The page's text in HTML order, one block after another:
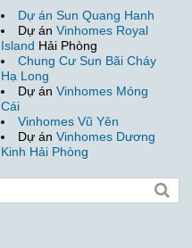
Dự án Sun Quang Hanh
Dự án Vinhomes Royal
Island Hải Phòng
Chung Cư Sun Bãi Cháy
Hạ Long
Dự án Vinhomes Móng
Cái
Vinhomes Vũ Yên
Dự án Vinhomes Dương
Kinh Hải Phòng